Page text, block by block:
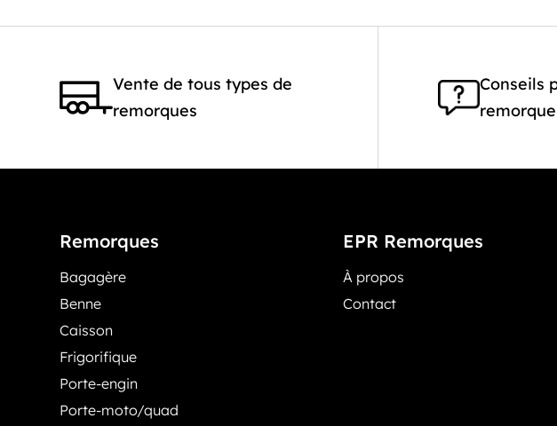
Vente de tous types de
remorques
Conseils
remorque
Remorques
Bagagère
Benne
Caisson
Frigorifique
Porte-engin
Porte-moto/quad
EPR Remorques
À propos
Contact